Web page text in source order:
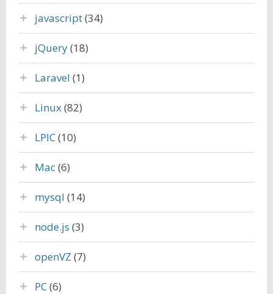
javascript(34)
jQuery(18)
Laravel (1)
Linux(82)
LPIC(10)
Mac(6)
mysql (14)
node.js (3)
openVZ (7)
PC(6)